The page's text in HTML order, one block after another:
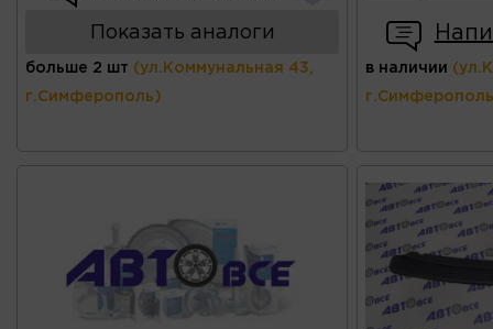
Показать аналоги
больше 2 шт (ул.Коммунальная 43,
г.Симферополь)
в наличии